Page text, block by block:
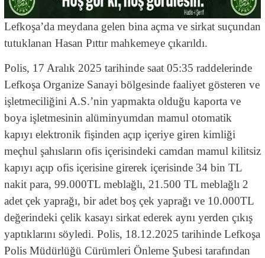
Lefkoşa’da meydana gelen bina açma ve sirkat suçundan
tutuklanan Hasan Pıttır mahkemeye çıkarıldı.
Polis, 17 Aralık 2025 tarihinde saat 05:35 raddelerinde
Lefkoşa Organize Sanayi bölgesinde faaliyet gösteren ve
işletmeciliğini A.S.’nin yapmakta olduğu kaporta ve
boya işletmesinin alüminyumdan mamul otomatik
kapıyı elektronik fişinden açıp içeriye giren kimliği
meçhul şahısların ofis içerisindeki camdan mamul kilitsiz
kapıyı açıp ofis içerisine girerek içerisinde 34 bin TL
nakit para, 99.000TL meblağlı, 21.500 TL meblağlı 2
adet çek yaprağı, bir adet boş çek yaprağı ve 10.000TL
değerindeki çelik kasayı sirkat ederek aynı yerden çıkış
yaptıklarını söyledi. Polis, 18.12.2025 tarihinde Lefkoşa
Polis Müdürlüğü Cürümleri Önleme Şubesi tarafından